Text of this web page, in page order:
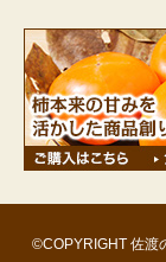
©COPYRIGHT 佐渡